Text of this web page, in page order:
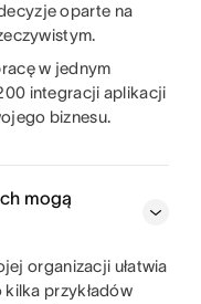
oparte na
w jednym
integracji aplikacji
biznesu.
mogą
organizacji ułatwia
kilka przykładów